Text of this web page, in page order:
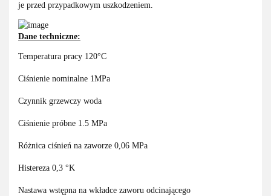
je przed przypadkowym uszkodzeniem.
Dane techniczne:
Temperatura pracy 120°C
Ciśnienie nominalne 1MPa
Czynnik grzewczy woda
Ciśnienie próbne 1.5 MPa
Różnica ciśnień na zaworze 0,06 MPa
Histereza 0,3 °K
Nastawa wstępna na wkładce zaworu odcinającego